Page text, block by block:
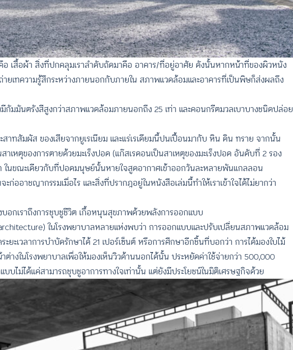
เสื้อผ้า สิ่งที่ปกคลุมเราลำดับถัดมาคือ อาคาร/ที่อยู่อาศัย ดังนั้นหากหน้าที่ของผิวหนัง
ยเทความรู้สึกระหว่างภายนอกกับภายใน สภาพแวดล้อมและอาคารที่เป็นพิษก็ส่งผลถึง
กัมมันตรังสีสูงกว่าสภาพแวดล้อมภายนอกถึง 25 เท่า และคอนกรีตมวลเบาบางชนิดปล่อย
สาทสัมผัส ของเสียจากยูเรเนียม และแร่เรเดียมนี้ปนเปื้อนมากับ หิน ดิน ทราย จากนั้น
เหตุของการตายด้วยมะเร็งปอด (แก๊สเรดอนเป็นสาเหตุของมะเร็งปอด อันดับที่ 2 รอง
ในขณะเดียวกับที่ปอดมนุษย์นั้นหายใจสูดอากาศเข้าออกวันละหลายพันแกลลอน
ก่ออาชญากรรมเมื่อไร และสิ่งที่ปรากฎอยู่ในหนังสือเล่มนี้ทำให้เราเข้าใจได้ไม่ยากว่า
บอกเราถึงการชุบชูชีวิต เกื้อหนุนสุขภาพด้วยพลังการออกแบบ
ในโรงพยาบาลหลายแห่งพบว่า การออกแบบและปรับเปลี่ยนสภาพแวดล้อม
ยะเวลาการบำบัดรักษาได้ 21 เปอร์เซ็นต์ หรือการศึกษาอีกชิ้นที่บอกว่า การได้มองใบไม้
างในโรงพยาบาลเพื่อให้มองเห็นวิวด้านนอกได้นั้น ประหยัดค่าใช้จ่ายกว่า 500,000
ไม่ได้แค่สามารถชุบชูอาการทางใจเท่านั้น แต่ยังมีประโยชน์ในมิติเศรษฐกิจด้วย